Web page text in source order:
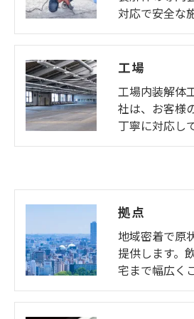
対応で安全な
工場
工場内装解体
社は、お客様
丁寧に対応し
拠点
地域密着で原
提供します。
宅まで幅広く